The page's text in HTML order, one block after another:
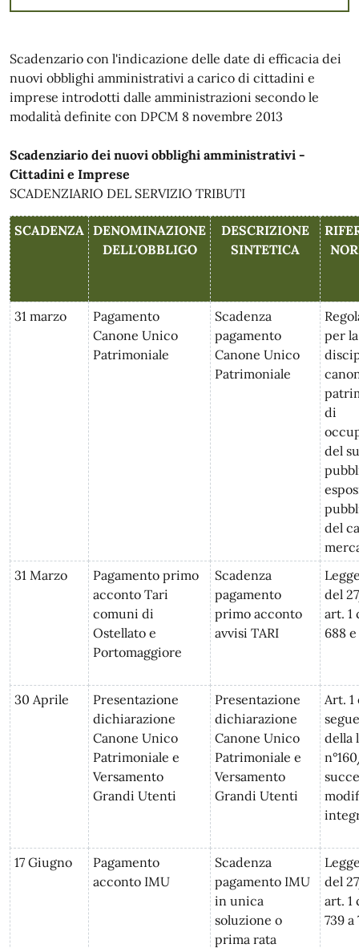
Scadenzario con l'indicazione delle date di efficacia dei
nuovi obblighi amministrativi a carico di cittadini e
imprese introdotti dalle amministrazioni secondo le
modalità definite con DPCM 8 novembre 2013
Scadenziario dei nuovi obblighi amministrativi -
Cittadini e Imprese
SCADENZIARIO DEL SERVIZIO TRIBUTI
SCADENZA DENOMINAZIONE
DELL'OBBLIGO
DESCRIZIONE
SINTETICA
31 marzo
Pagamento
Canone Unico
Patrimoniale
Scadenza
pagamento
Canone Unico
Patrimoniale
per la
di
del
del
31 Marzo
Pagamento primo
acconto Tari
comuni di
Ostellato e
Portomaggiore
Scadenza
pagamento
primo acconto
avvisi TARI
del
art. 1
688
30 Aprile
Presentazione
dichiarazione
Canone Unico
Patrimoniale e
Versamento
Grandi Utenti
Presentazione
dichiarazione
Canone Unico
Patrimoniale e
Versamento
Grandi Utenti
Art. 1
della
17 Giugno
Pagamento
acconto IMU
Scadenza
pagamento IMU
in unica
soluzione o
prima rata
del
art. 1
739